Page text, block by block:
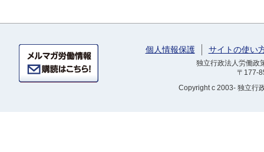
個人情報保護 サイトの使い
独立行政法人労働
〒177-
Copyright c 2003- 独立行